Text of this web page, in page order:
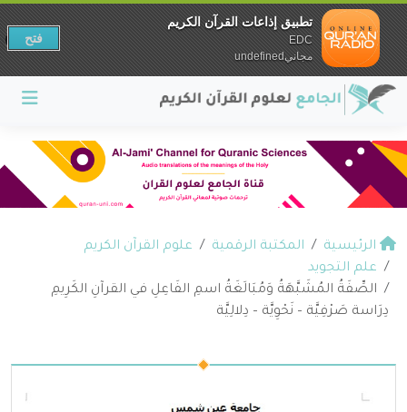
الرئيسية المكتبة الرقمية
علوم القرآن الكريم
علم التجويد
الصِّفَةُ المُشَبَّهَةُ وَمُبَالَغَةُ اسمِ الفَاعِلِ في القرآنِ الكَرِيمِ
دِرَاسة صَرْفِيَّة – نَحْوِيَّة – دِلالِيَّة
تطبيق إذاعات القرآن الكريم
EDC
مجانيundefined
فتح